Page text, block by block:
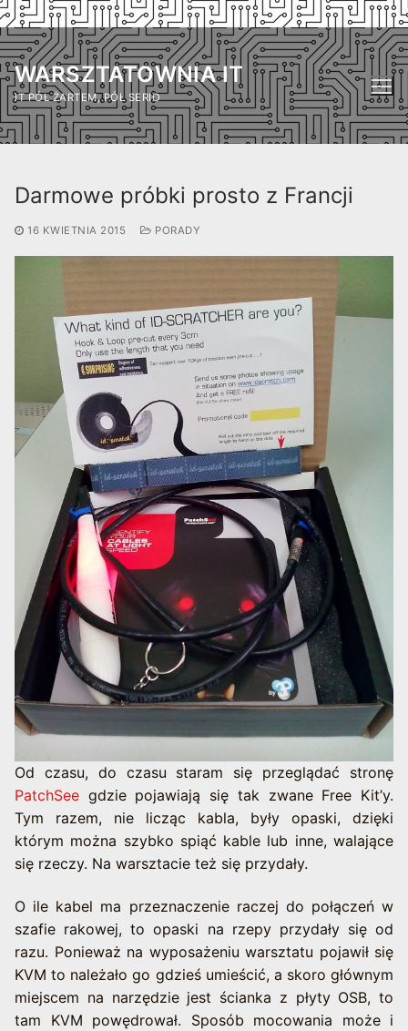
Przejdź
do
treści
WARSZTATOWNIA IT
IT PÓŁ ŻARTEM, PÓŁ SERIO
Darmowe próbki prosto z Francji
16 KWIETNIA 2015 PORADY
Od czasu, do czasu staram się przeglądać stronę
PatchSee gdzie pojawiają się tak zwane Free Kit’y.
Tym razem, nie licząc kabla, były opaski, dzięki
którym można szybko spiąć kable lub inne, walające
się rzeczy. Na warsztacie też się przydały.
O ile kabel ma przeznaczenie raczej do połączeń w
szafie rakowej, to opaski na rzepy przydały się od
razu. Ponieważ na wyposażeniu warsztatu pojawił się
KVM to należało go gdzieś umieścić, a skoro głównym
miejscem na narzędzie jest ścianka z płyty OSB, to
tam KVM powędrował. Sposób mocowania może i